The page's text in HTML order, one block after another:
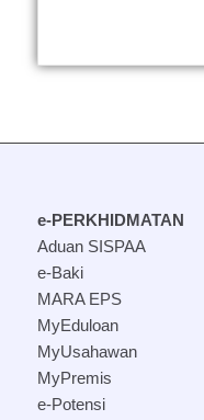
e-PERKHIDMATAN
Aduan SISPAA
e-Baki
MARA EPS
MyEduloan
MyUsahawan
MyPremis
e-Potensi